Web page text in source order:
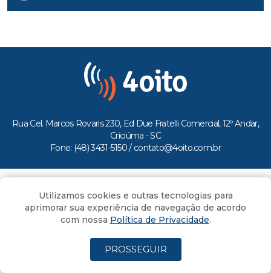
Rua Cel. Marcos Rovaris 230, Ed Due Fratelli Comercial, 12º Andar,
Criciúma - SC
Fone: (48) 3431-5150 / contato@4oito.com.br
Todos os direitos reservados ao Portal 4oito
Utilizamos cookies e outras tecnologias para
aprimorar sua experiência de navegação de acordo
com nossa Política de Privacidade.
PROSSEGUIR